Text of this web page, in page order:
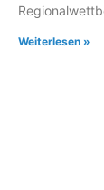
Weiterlesen »